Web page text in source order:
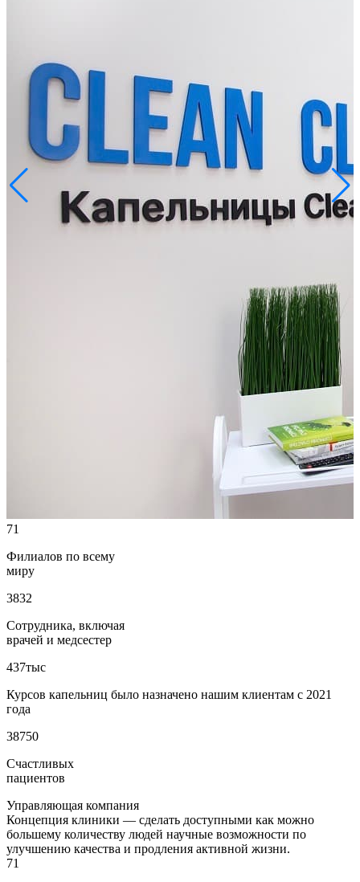
71
Филиалов по всему
миру
3832
Сотрудника, включая
врачей и медсестер
437⁠тыс
Курсов капельниц было назначено нашим клиентам с 2021
года
38750
Счастливых
пациентов
Управляющая компания
Концепция клиники — сделать доступными как можно
большему количеству людей научные возможности по
улучшению качества и продления активной жизни.
71